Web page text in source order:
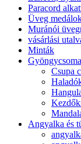
Paracord
Üveg
Muránói
vásárlási
Minták
Csupa
Angyalka és